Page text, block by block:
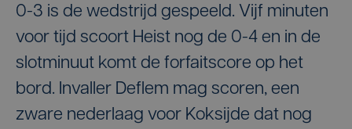
0-3 is de wedstrijd gespeeld. Vijf minuten
voor tijd scoort Heist nog de 0-4 en in de
slotminuut komt de forfaitscore op het
bord. Invaller Deflem mag scoren, een
zware nederlaag voor Koksijde dat nog